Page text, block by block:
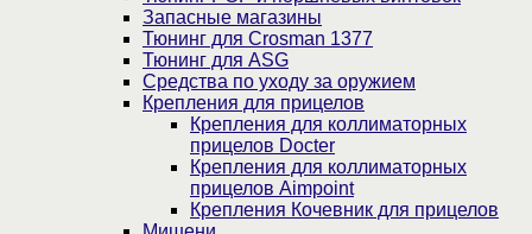
Запасные магазины
Тюнинг для Crosman 1377
Тюнинг для ASG
Средства по уходу за оружием
Крепления для прицелов
Крепления для коллиматорных
прицелов Docter
Крепления для коллиматорных
прицелов Aimpoint
Крепления Кочевник для прицелов